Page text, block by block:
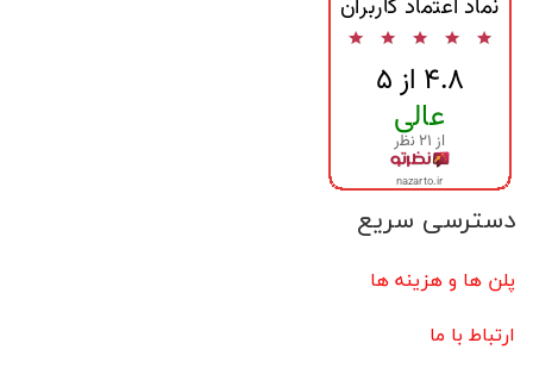
دسترسی سریع
پلن ها و هزینه ها
ارتباط با ما